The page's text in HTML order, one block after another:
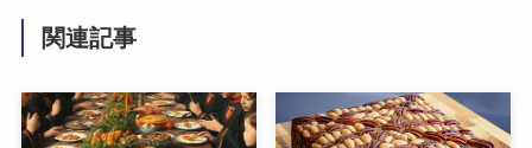
関連記事